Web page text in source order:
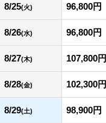
8/25(火) 96,800円
8/26(水) 96,800円
8/27(木) 107,800円
8/28(金) 102,300円
8/29(土) 98,900円